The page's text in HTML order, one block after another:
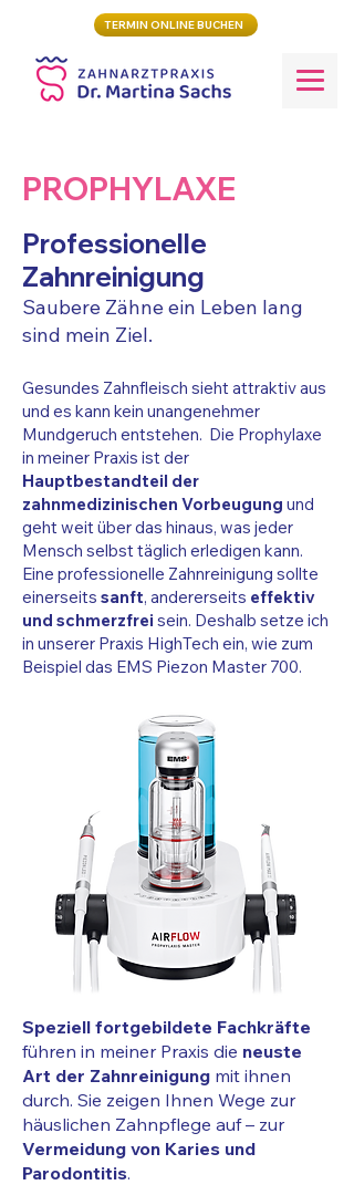
TERMIN ONLINE BUCHEN
PROPHYLAXE
Professionelle
Zahnreinigung
Saubere Zähne ein Leben lang
sind mein Ziel.
Gesundes Zahnfleisch sieht attraktiv aus
und es kann kein unangenehmer
Mundgeruch entstehen. Die Prophylaxe
in meiner Praxis ist der
Hauptbestandteil der
zahnmedizinischen Vorbeugung und
geht weit über das hinaus, was jeder
Mensch selbst täglich erledigen kann.
Eine professionelle Zahnreinigung sollte
einerseits sanft, andererseits effektiv
und schmerzfrei sein. Deshalb setze ich
in unserer Praxis HighTech ein, wie zum
Beispiel das EMS Piezon Master 700.
Speziell fortgebildete Fachkräfte
führen in meiner Praxis die neuste
Art der Zahnreinigung mit ihnen
durch. Sie zeigen Ihnen Wege zur
häuslichen Zahnpflege auf – zur
Vermeidung von Karies und
Parodontitis.